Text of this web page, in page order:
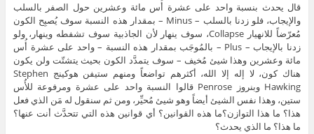
قال يحدث بنسبة واحد على عشرة أُس مائة وعشرين حول الصفر بالسلب
والإيجاب، فلو زدنا بالسلب – Minus – بمقدار هذه النسبة سوف يُصبِح الكون
مُعرّضاً للانهيار Collapse، سوف ينهار لأن الجاذبية سوف تشفطه وينهار، ولو
زدنا بالإيجاب – Plus – بالمُوجَب بمقدار هذه النسبة – واحد على عشرة أُس
مائة وعشرين وهذا شيئ مُخيف – سوف يتمدَّد الكون بحيث يتشتّت ولن يكون
هناك كون، لا إله إلا الله، أكثرهم تواضعاً ومنهم ستيفن هوكينج Stephen
Hawking وبنروز Penrose قالوا النسبة واحد على عشرة ومرفوعة للأُس
ستين، وهذا نفس الشيئ أيضاً وهو شيئ مُحيِّر، ومن ثم سنقول له مَن الذي فعل
هذا؟ ما هذا التوازن؟ما هذه القوانين؟ أي قوانين هذه التي تتحدَّث أنت عنها؟
ما هذا؟ ما الذي يحدث؟